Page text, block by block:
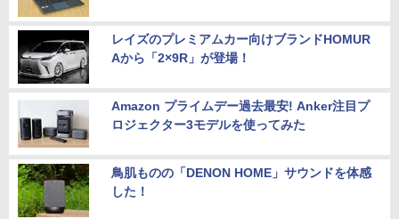
レイズのプレミアムカー向けブランドHOMUR
Aから「2×9R」が登場！
Amazon プライムデー過去最安! Anker注目プ
ロジェクター3モデルを使ってみた
鳥肌ものの「DENON HOME」サウンドを体感
した！